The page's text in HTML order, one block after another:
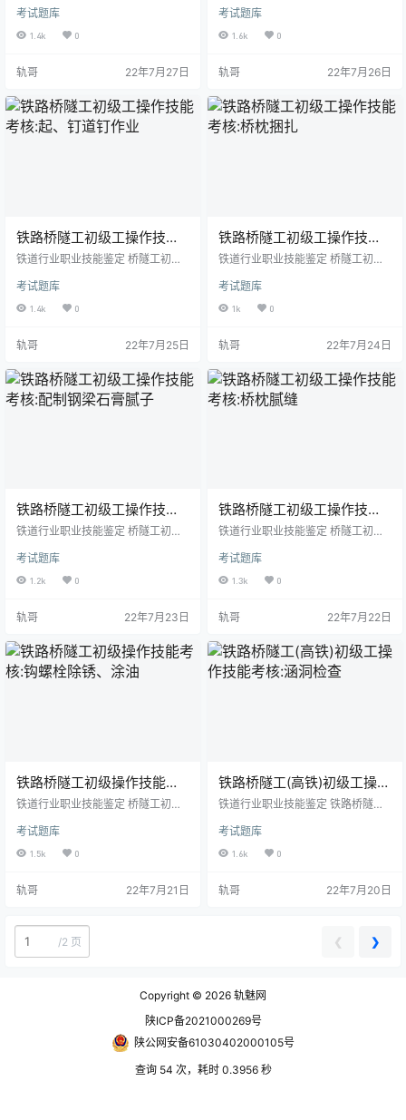
制作道钉木楔（20个） 考核时间：
30min 一、鉴定站准备 1．材料准
备 （1）旧枕木1根。 （2）煤焦油5
1把。 （2）加热煤焦油的场所。
（2）劈刀1把。 （3）大锤1把。
（4）桶1个。 4．考场准备 选择一
块平整的场地。 二、考生准备 考生
考试题库
1.4k 0
轨哥 22年7月27日
护轨夹板螺栓涂油（4条） 考核时
间：30min 一、鉴定站准备 1．材
料准备 （1）机油1kg。 （2）棉纱
座有护轨的桥梁, 护轨夹板螺栓涂
（1）450mm扳手2把。 （2）钢丝
刷1把。 （3）25mm刷子 1把。
（4）敲锈锤1把。 4．考场准备 选
考试题库
1.6k 0
轨哥 22年7月26日
铁路桥隧工初级工操作技能
考核:起、钉道钉作业
铁道行业职业技能鉴定 桥隧工初级
起、钉道钉作业（6个） 考核时间：
30min 一、鉴定站准备 1．材料准
备 （1）氟化钠0.5kg。 （2）煤焦
木枕且有护轨的桥梁1座，起、打道
起钉器1个、起钉垫1个、直钉器1
个。 （2）撬棍1根、道钉锤1把、木
工凿1把、斧子1把。 4．考场准备
考试题库
1.4k 0
轨哥 22年7月25日
铁路桥隧工初级工操作技能
考核:桥枕捆扎
铁道行业职业技能鉴定 桥隧工初级
桥枕捆扎（1端） 考核时间：30min
一、鉴定站准备 1．材料准备 （1）
桥枕1根。 （2）镀锌铁线规格（∮
笔1根。 2．设备设施准备 （1）选
火器。 3．工量刃卡具准备 紧线钳1
把、木折尺1把、方尺1把、（2m）
的直尺1把、（3磅）的手锤1把、克
考试题库
1k 0
轨哥 22年7月24日
铁路桥隧工初级工操作技能
考核:配制钢梁石膏腻子
铁道行业职业技能鉴定 桥隧工初级
配制钢梁石膏腻子 考核时间：30mi
n 一、鉴定站准备 1．材料准备
好场地20㎡。 3．工量刃卡具准备
把。 （2）台秤1台。 （3）密封桶1
个。 （4）加热工具1套。 （5）12
0目的筛网1个。 4．考场准备 宽
考试题库
1.2k 0
轨哥 22年7月23日
铁路桥隧工初级工操作技能
考核:桥枕腻缝
铁道行业职业技能鉴定 桥隧工初级
桥枕腻缝（2根） 考核时间：30min
一、鉴定站准备 1．材料准备 （1）
油各1kg。 （3）麻刀、木片适量。
腻缝二根。 3．工量刃卡具准备
（1）50mm刷子1把、50mm小扁铲
1把、台称1个、皮老虎1个、斧子1
考试题库
1.3k 0
轨哥 22年7月22日
铁路桥隧工初级操作技能考
核:钩螺栓除锈、涂油
铁道行业职业技能鉴定 桥隧工初级
钩螺栓除锈、涂油（3条） 考核时
间：30min 一、鉴定站准备 1．材
圈各3个。 （2）棉纱0.5kg。
油3条。 3．工量刃卡具准备 （1）
斧子1把。 （2）350mm或450mm
考试题库
1.5k 0
轨哥 22年7月21日
铁路桥隧工(高铁)初级工操作
技能考核:涵洞检查
铁道行业职业技能鉴定 铁路桥隧工
级)操作技能考核准备通知单 试题名
称：涵洞检查 考核时间：20分钟
置，涵洞信息。 二、考生准备 序号
道行业职业技能鉴定 铁路桥隧工
（高速）高铁现场桥隧设备维修
考试题库
1.6k 0
轨哥 22年7月20日
/2 页 ❮ ❯
Copyright © 2026 轨魅网
陕ICP备2021000269号
陕公网安备61030402000105号
查询 54 次，耗时 0.3956 秒